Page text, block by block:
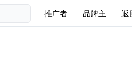
推广者 品牌主 返